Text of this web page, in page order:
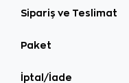
Sipariş ve Teslimat
Paket
İptal/İade